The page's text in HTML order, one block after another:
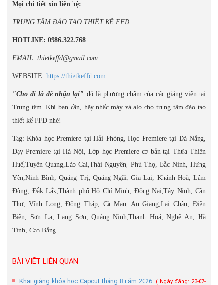
Mọi chi tiết xin liên hệ:
TRUNG TÂM ĐÀO TẠO THIẾT KẾ FFD
HOTLINE: 0986.322.768
EMAIL: thietkeffd@gmail.com
WEBSITE: https://thietkeffd.com
"Cho đi là để nhận lại" đó là phương châm của các giảng viên tại
Trung tâm. Khi bạn cần, hãy nhấc máy và alo cho trung tâm đào tạo
thiết kế FFD nhé!
Tag: Khóa học Premiere tại Hải Phòng, Học Premiere tại Đà Nẵng,
Dạy Premiere tại Hà Nội, Lớp học Premiere cơ bản tại Thừa Thiên
Huế,Tuyên Quang,Lào Cai,Thái Nguyên, Phú Thọ, Bắc Ninh, Hưng
Yên,Ninh Bình, Quảng Trị, Quảng Ngãi, Gia Lai, Khánh Hoà, Lâm
Đồng, Đắk Lắk,Thành phố Hồ Chí Minh, Đồng Nai,Tây Ninh, Cần
Thơ, Vĩnh Long, Đồng Tháp, Cà Mau, An Giang,Lai Châu, Điện
Biên, Sơn La, Lạng Sơn, Quảng Ninh,Thanh Hoá, Nghệ An, Hà
Tĩnh, Cao Bằng
BÀI VIẾT LIÊN QUAN
Khai giảng khóa học Capcut tháng 8 năm 2026. ( Ngày đăng: 23-07-